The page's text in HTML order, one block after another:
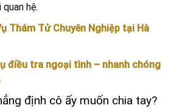
hệ.
Thám Tử Chuyên Nghiệp tại Hà
điều tra ngoại tình – nhanh chóng
định cô ấy muốn chia tay?